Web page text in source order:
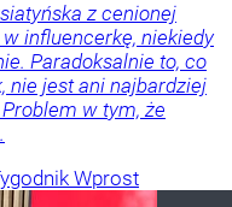
z cenionej
influencerkę, niekiedy
Paradoksalnie to, co
nie jest ani najbardziej
w tym, że
Wprost